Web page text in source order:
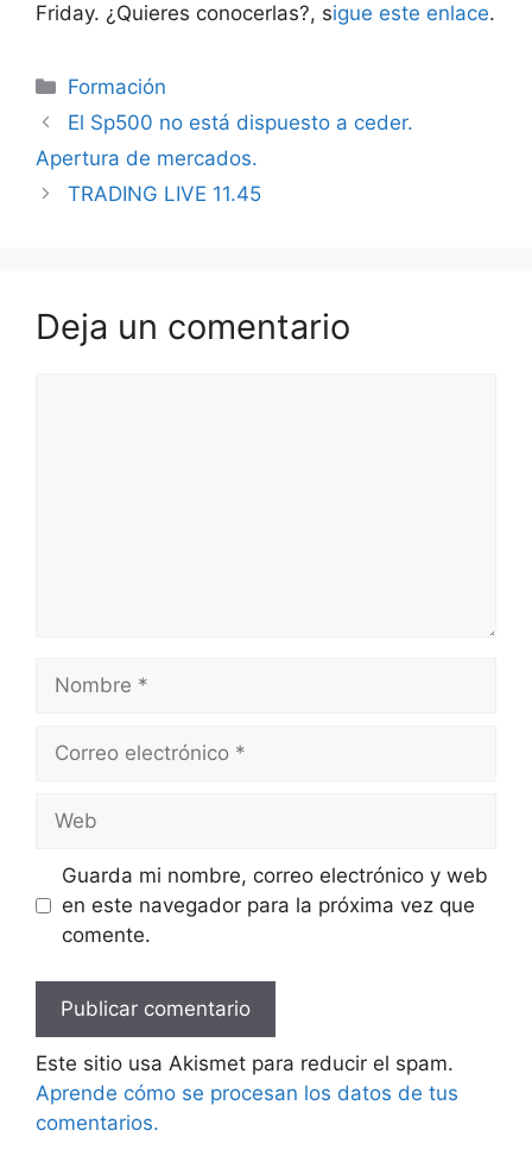
Friday. ¿Quieres conocerlas?, sigue este enlace.
Categorías
Formación
El Sp500 no está dispuesto a ceder.
Apertura de mercados.
TRADING LIVE 11.45
Deja un comentario
Nombre
Correo
Web
Guarda mi nombre, correo electrónico y web
en este navegador para la próxima vez que
comente.
Este sitio usa Akismet para reducir el spam.
Aprende cómo se procesan los datos de tus
comentarios.